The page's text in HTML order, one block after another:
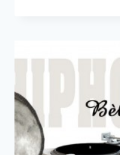
AVEC
–
05/